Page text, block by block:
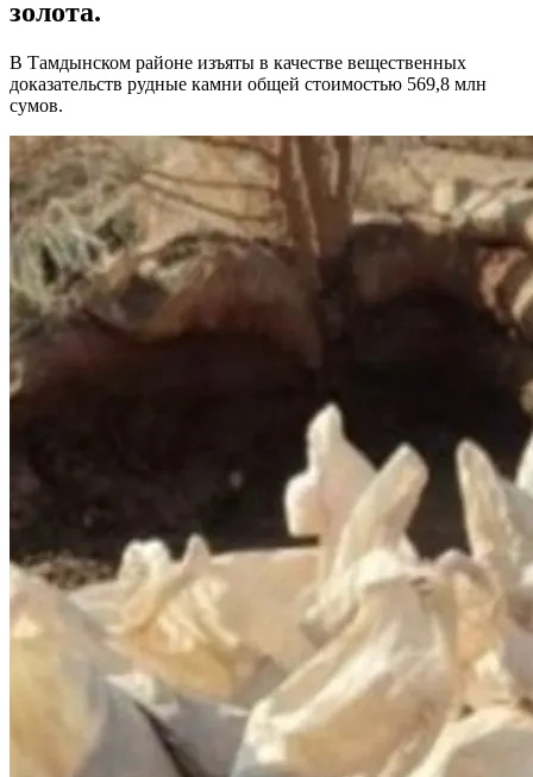
золота.
В Тамдынском районе изъяты в качестве вещественных
доказательств рудные камни общей стоимостью 569,8 млн
сумов.